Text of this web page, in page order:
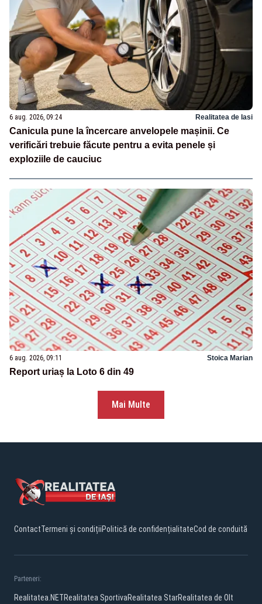
6 aug. 2026, 09:24 Realitatea de Iasi
Canicula pune la încercare anvelopele mașinii. Ce
verificări trebuie făcute pentru a evita penele și
exploziile de cauciuc
6 aug. 2026, 09:11 Stoica Marian
Report uriaș la Loto 6 din 49
Mai Multe
ContactTermeni și condițiiPolitică de confidențialitateCod de conduită
Parteneri:
Realitatea.NETRealitatea SportivaRealitatea StarRealitatea de Olt